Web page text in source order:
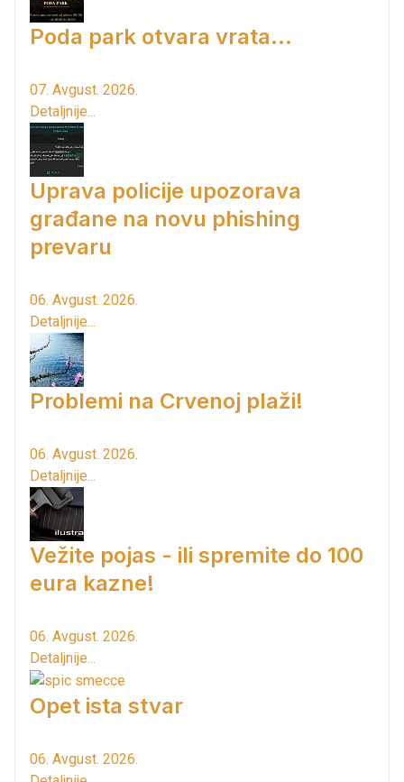
Poda park otvara vrata...
07. Avgust. 2026.
Detaljnije...
Uprava policije upozorava
građane na novu phishing
prevaru
06. Avgust. 2026.
Detaljnije...
Problemi na Crvenoj plaži!
06. Avgust. 2026.
Detaljnije...
Vežite pojas - ili spremite do 100
eura kazne!
06. Avgust. 2026.
Detaljnije...
Opet ista stvar
06. Avgust. 2026.